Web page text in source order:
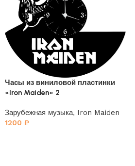
Часы из виниловой пластинки
«Iron Maiden» 2
Зарубежная музыка, Iron Maiden
1200 ₽